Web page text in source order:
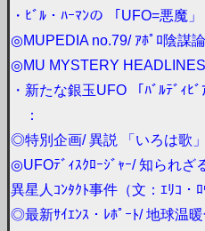
・ﾋﾞﾙ・ﾊｰﾏﾝの 「UFO=悪魔
◎MUPEDIA no.79/ ｱﾎﾟﾛ陰謀論
◎MU MYSTERY HEADLINES
・新たな銀玉UFO 「ﾊﾞﾙﾃﾞｨﾋ
：
◎特別企画/ 異説 「いろは歌
◎UFOﾃﾞｨｽｸﾛｰｼﾞｬｰ/ 知られざ
異星人ｺﾝﾀｸﾄ事件（文：ｴﾘｺ・ﾛ
◎最新ｻｲｴﾝｽ・ﾚﾎﾟｰﾄ/ 地球温